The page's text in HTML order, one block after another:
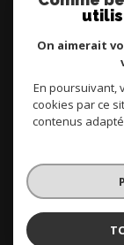
© 2026 |
On aimerait
En poursuivant,
cookies par ce
contenus